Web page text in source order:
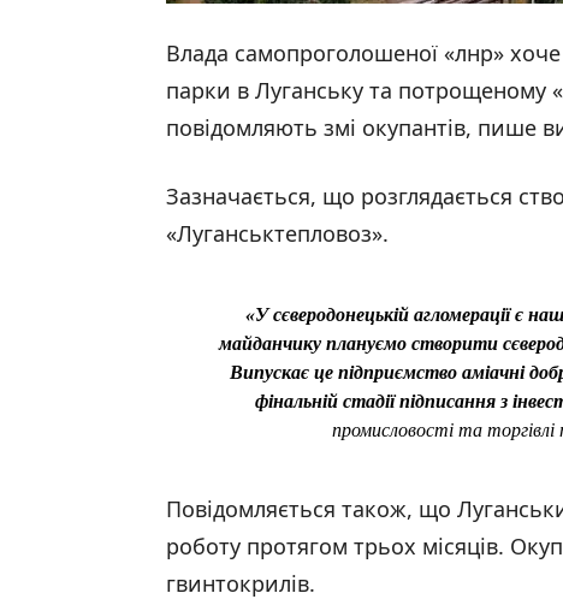
Влада самопроголошеної «лнр» хоче
парки в Луганську та потрощеному
повідомляють змі окупантів, пише
Зазначається, що розглядається
«Луганськтепловоз».
«У сєверодонецькій агломерації є
майданчику плануємо створити
Випускає це підприємство аміачні
фінальній стадії підписання з
промисловості та
Повідомляється також, що
роботу протягом трьох місяців.
гвинтокрилів.